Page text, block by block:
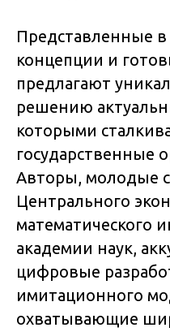
Представленные
концепции и
предлагают
решению
которыми
государственные
Авторы, молодые
Центрального
математического
академии наук,
цифровые
имитационного
охватывающие